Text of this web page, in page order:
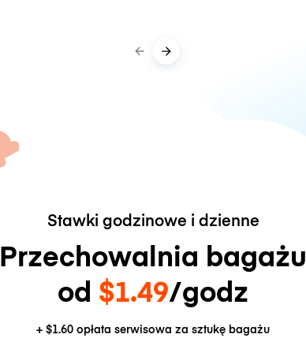
Stawki godzinowe i dzienne
Przechowalnia bagażu
od $1.49/godz
+ $1.60 opłata serwisowa za sztukę bagażu